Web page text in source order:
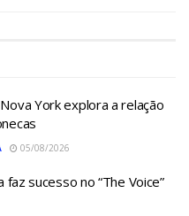
York explora a relação
05/08/2026
sucesso no “The Voice”